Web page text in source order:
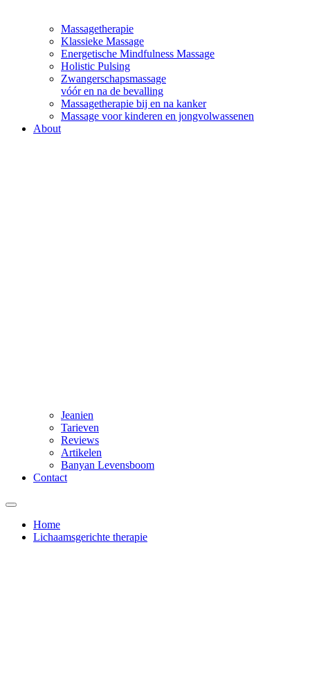
Massagetherapie
Klassieke Massage
Energetische Mindfulness Massage
Holistic Pulsing
Zwangerschapsmassage
vóór en na de bevalling
Massagetherapie bij en na kanker
Massage voor kinderen en jongvolwassenen
About
Jeanien
Tarieven
Reviews
Artikelen
Banyan Levensboom
Contact
Home
Lichaamsgerichte therapie